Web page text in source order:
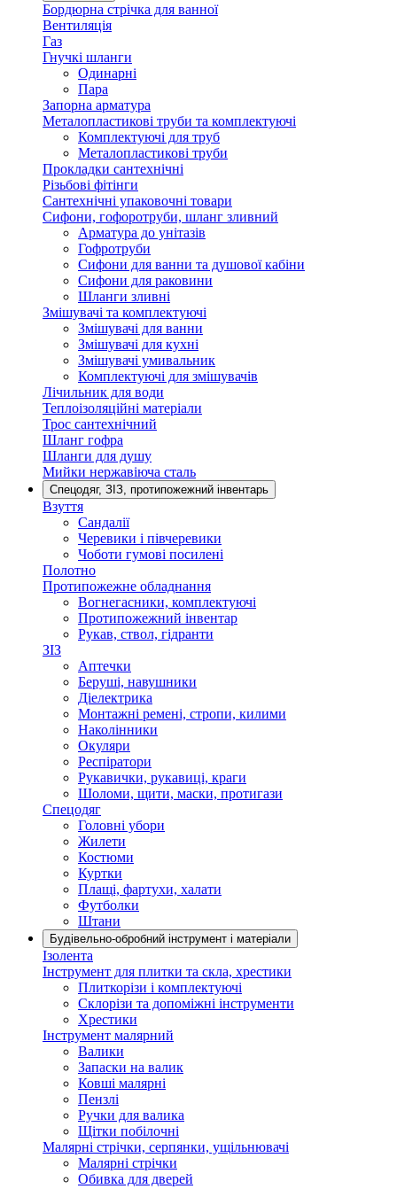
Бордюрна стрічка для ванної
Вентиляція
Газ
Гнучкі шланги
Одинарні
Пара
Запорна арматура
Металопластикові труби та комплектуючі
Комплектуючі для труб
Металопластикові труби
Прокладки сантехнічні
Різьбові фітінги
Сантехнічні упаковочні товари
Сифони, гофоротруби, шланг зливний
Арматура до унітазів
Гофротруби
Сифони для ванни та душової кабіни
Сифони для раковини
Шланги зливні
Змішувачі та комплектуючі
Змішувачі для ванни
Змішувачі для кухні
Змішувачі умивальник
Комплектуючі для змішувачів
Лічильник для води
Теплоізоляційні матеріали
Трос сантехнічний
Шланг гофра
Шланги для душу
Мийки нержавіюча сталь
Спецодяг, ЗІЗ, протипожежний інвентарь
Взуття
Сандалії
Черевики і півчеревики
Чоботи гумові посилені
Полотно
Протипожежне обладнання
Вогнегасники, комплектуючі
Протипожежний інвентар
Рукав, ствол, гідранти
ЗІЗ
Аптечки
Беруші, навушники
Діелектрика
Монтажні ремені, стропи, килими
Наколінники
Окуляри
Респіратори
Рукавички, рукавиці, краги
Шоломи, щити, маски, протигази
Спецодяг
Головні убори
Жилети
Костюми
Куртки
Плащі, фартухи, халати
Футболки
Штани
Будівельно-обробний інструмент і матеріали
Ізолента
Інструмент для плитки та скла, хрестики
Плиткорізи і комплектуючі
Склорізи та допоміжні інструменти
Хрестики
Інструмент малярний
Валики
Запаски на валик
Ковші малярні
Пензлі
Ручки для валика
Щітки побілочні
Малярні стрічки, серпянки, ущільнювачі
Малярні стрічки
Обивка для дверей